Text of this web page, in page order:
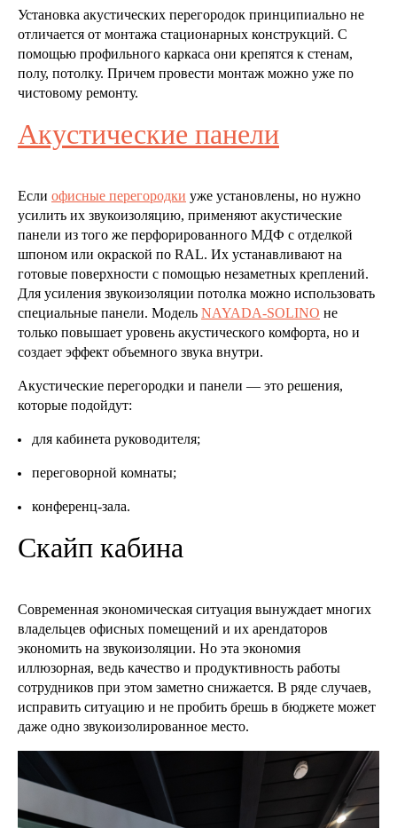
Установка акустических перегородок принципиально не
отличается от монтажа стационарных конструкций. С
помощью профильного каркаса они крепятся к стенам,
полу, потолку. Причем провести монтаж можно уже по
чистовому ремонту.
Акустические панели
Если офисные перегородки уже установлены, но нужно
усилить их звукоизоляцию, применяют акустические
панели из того же перфорированного МДФ с отделкой
шпоном или окраской по RAL. Их устанавливают на
готовые поверхности с помощью незаметных креплений.
Для усиления звукоизоляции потолка можно использовать
специальные панели. Модель NAYADA-SOLINO не
только повышает уровень акустического комфорта, но и
создает эффект объемного звука внутри.
Акустические перегородки и панели — это решения,
которые подойдут:
для кабинета руководителя;
переговорной комнаты;
конференц-зала.
Скайп кабина
Современная экономическая ситуация вынуждает многих
владельцев офисных помещений и их арендаторов
экономить на звукоизоляции. Но эта экономия
иллюзорная, ведь качество и продуктивность работы
сотрудников при этом заметно снижается. В ряде случаев,
исправить ситуацию и не пробить брешь в бюджете может
даже одно звукоизолированное место.